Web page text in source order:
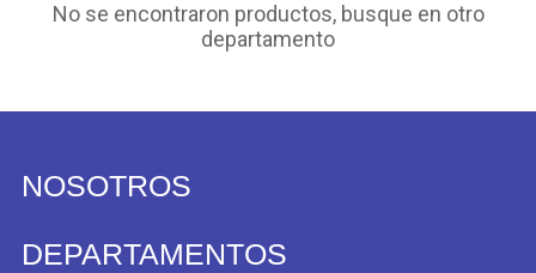
No se encontraron productos, busque en otro
departamento
NOSOTROS
DEPARTAMENTOS